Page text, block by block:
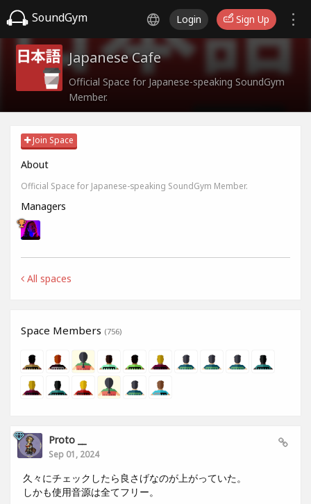
SoundGym Login Sign Up
Japanese Cafe
Official Space for Japanese-speaking SoundGym
Member.
Join Space
About
Official Space for Japanese-speaking SoundGym Member.
Managers
All spaces
Space Members (756)
Proto __
Sep 01, 2024
久々にチェックしたら良さげなのが上がっていた。
しかも使用音源は全てフリー。